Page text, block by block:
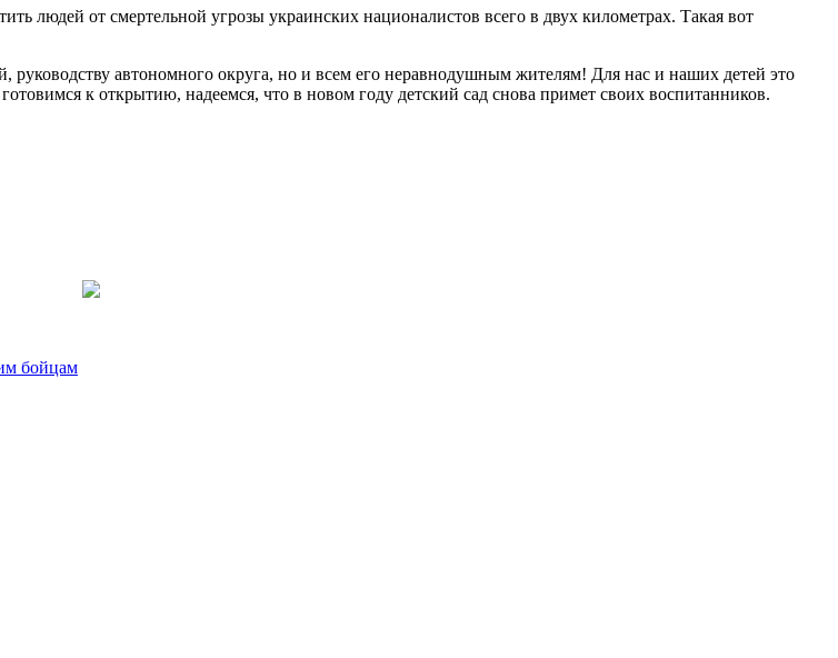
людей от смертельной угрозы украинских националистов всего в двух километрах. Такая вот
автономного округа, но и всем его неравнодушным жителям! Для нас и наших детей это
к открытию, надеемся, что в новом году детский сад снова примет своих воспитанников.
бойцам